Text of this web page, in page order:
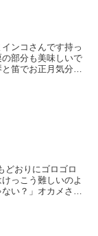
ンコさんです持っ
部分も美味しいで
笛でお正月気分に
どおりにゴロゴロ
っこう難しいのよ
い？」オカメさん